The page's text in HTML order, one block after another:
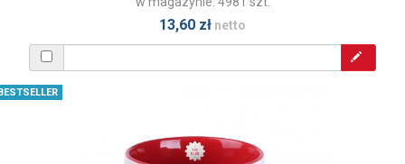
13,60 zł netto